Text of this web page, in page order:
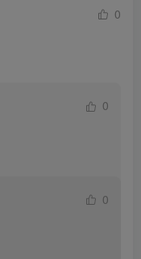
527MB]
夏乌拉 ReZero Shaula
烟香味 Tabacco Flavor
0
0
0